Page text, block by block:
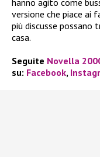
versione che piace ai
più discusse possano
casa.
Seguite Novella
su: Facebook,